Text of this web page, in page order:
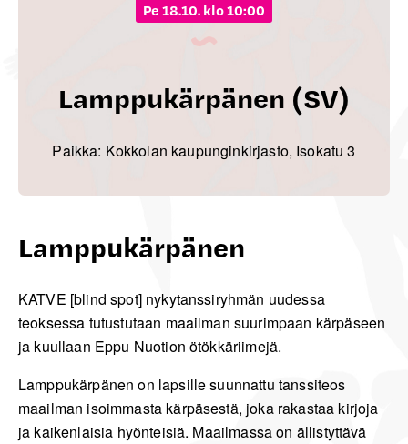
pe 18.10. klo 10:00
Lamppukärpänen (SV)
Paikka: Kokkolan kaupunginkirjasto, Isokatu 3
Lamppukärpänen
KATVE [blind spot] nykytanssiryhmän uudessa
teoksessa tutustutaan maailman suurimpaan kärpäseen
ja kuullaan Eppu Nuotion ötökkäriimejä.
Lamppukärpänen on lapsille suunnattu tanssiteos
maailman isoimmasta kärpäsestä, joka rakastaa kirjoja
ja kaikenlaisia hyönteisiä. Maailmassa on ällistyttävä